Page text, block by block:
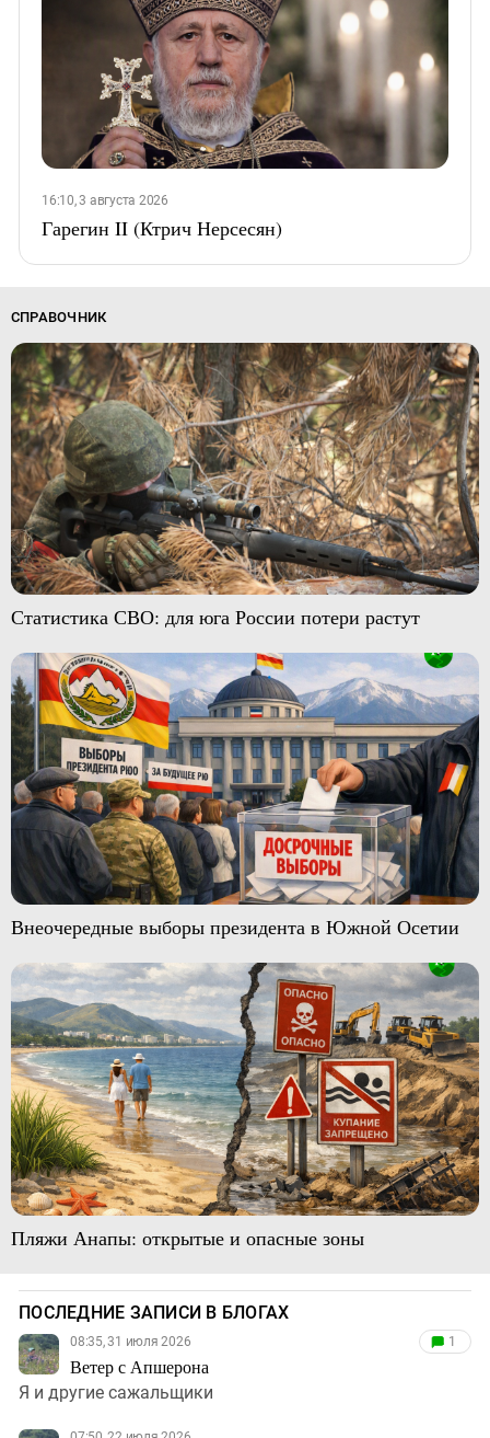
16:10, 3 августа 2026
Гарегин II (Ктрич Нерсесян)
СПРАВОЧНИК
Статистика СВО: для юга России потери растут
Внеочередные выборы президента в Южной Осетии
Пляжи Анапы: открытые и опасные зоны
ПОСЛЕДНИЕ ЗАПИСИ В БЛОГАХ
08:35, 31 июля 2026
Ветер с Апшерона
1
Я и другие сажальщики